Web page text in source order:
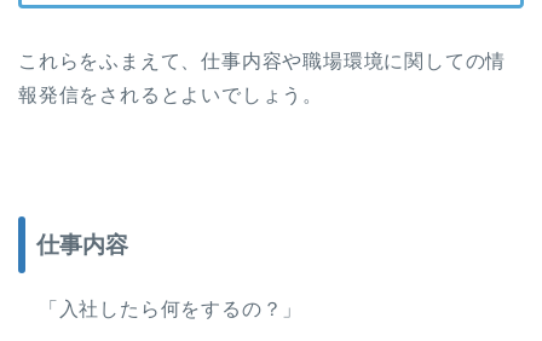
これらをふまえて、仕事内容や職場環境に関しての情
報発信をされるとよいでしょう。
仕事内容
「入社したら何をするの？」